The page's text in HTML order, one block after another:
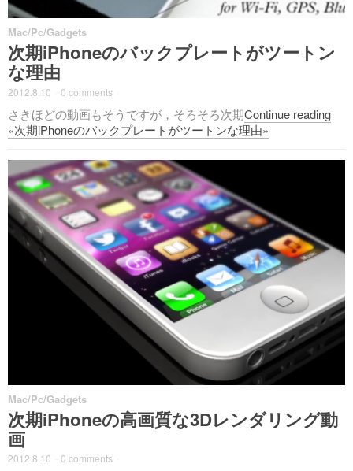
Mac/Pc/Gadgets
次期iPhoneのバックプレートがツートン
な理由
2012.8.10 0 comments
さきほどの動画もそうですが，そろそろ次期Continue reading
«次期iPhoneのバックプレートがツートンな理由»
Mac/Pc/Gadgets
次期iPhoneの高画質な3Dレンダリング動
画
2012.8.10 0 comments